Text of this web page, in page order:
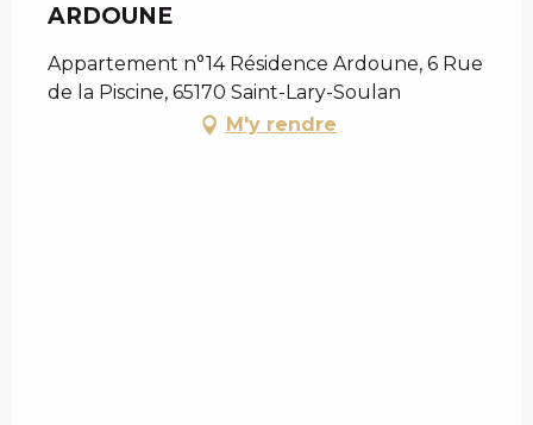
ARDOUNE
Appartement n°14 Résidence Ardoune, 6 Rue
de la Piscine, 65170 Saint-Lary-Soulan
M'y rendre